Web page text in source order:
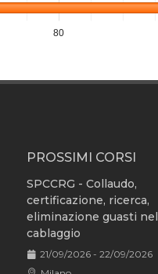
80
PROSSIMI CORSI
SPCCRG - Collaudo,
certificazione, ricerca,
eliminazione guasti nel
cablaggio
21/09/2026 - 22/09/2026